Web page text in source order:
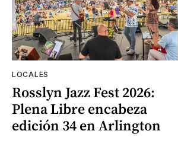
LOCALES
Rosslyn Jazz Fest 2026:
Plena Libre encabeza
edición 34 en Arlington